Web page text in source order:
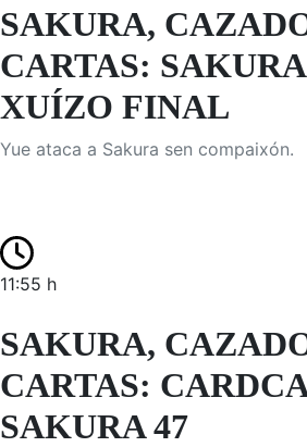
SAKURA,
CARTAS:
XUÍZO FINAL
Yue ataca a Sakura sen compaixón.
11:55 h
SAKURA,
CARTAS:
SAKURA 47